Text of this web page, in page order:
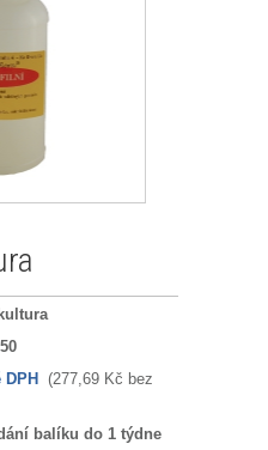
(277,69 Kč bez
balíku do 1 týdne